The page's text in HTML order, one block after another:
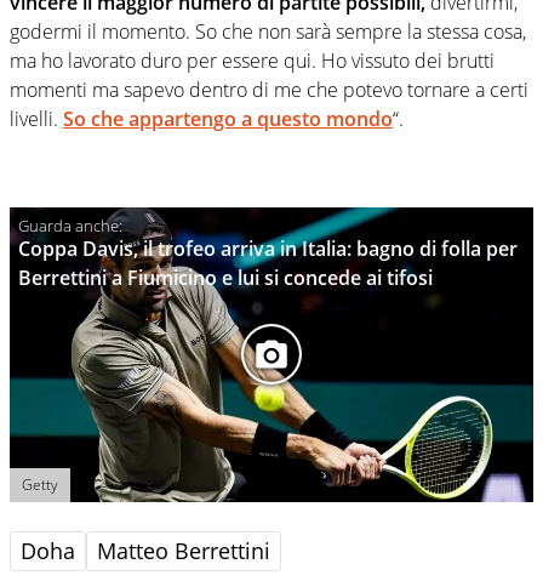
godermi il momento. So che non sarà sempre la stessa cosa,
ma ho lavorato duro per essere qui. Ho vissuto dei brutti
momenti ma sapevo dentro di me che potevo tornare a certi
livelli. So che appartengo a questo mondo“.
Coppa Davis, il trofeo arriva in Italia: bagno di folla per
Berrettini a Fiumicino e lui si concede ai tifosi
Getty
Doha Matteo Berrettini